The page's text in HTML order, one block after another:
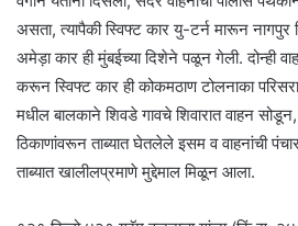
असता, त्यापैकी स्विफ्ट कार यु-टर्न मारून
अमेड़ा कार ही मुंबईच्या दिशेने पळून गेली. दोन्ही
करून स्विफ्ट कार ही कोकमठाण टोलनाका
मधील बालकाने शिवडे गावचे शिवारात वाहन
ठिकाणांवरून ताब्यात घेतलेले इसम व वाहनांची
ताब्यात खालीलप्रमाणे मु‌द्देमाल मिळून आला.